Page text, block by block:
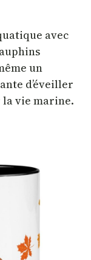
avec
un
d’éveiller
vie marine.